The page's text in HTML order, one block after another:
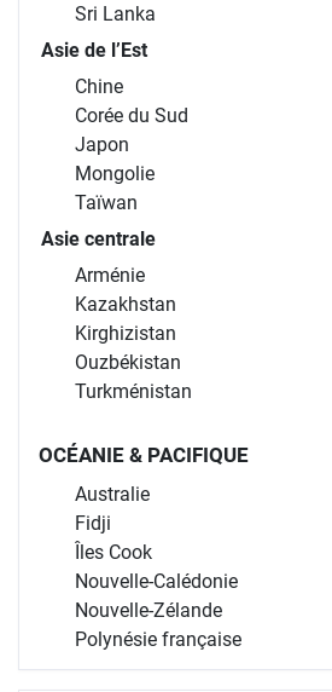
Sri Lanka
Asie de l’Est
Chine
Corée du Sud
Japon
Mongolie
Taïwan
Asie centrale
Arménie
Kazakhstan
Kirghizistan
Ouzbékistan
Turkménistan
OCÉANIE & PACIFIQUE
Australie
Fidji
Îles Cook
Nouvelle-Calédonie
Nouvelle-Zélande
Polynésie française